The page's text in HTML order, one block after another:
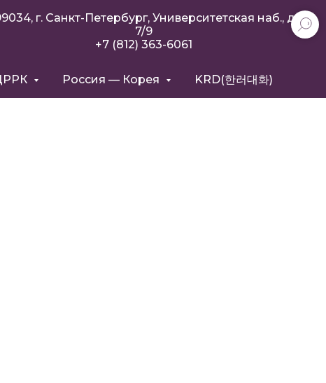
г. Санкт-Петербург, Университетская наб., д.
7/9
+7 (812) 363-6061
Россия — Корея KRD(한러대화)